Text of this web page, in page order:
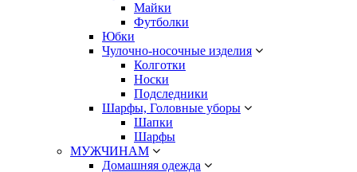
Майки
Футболки
Юбки
Чулочно-носочные изделия
Колготки
Носки
Подследники
Шарфы, Головные уборы
Шапки
Шарфы
МУЖЧИНАМ
Домашняя одежда